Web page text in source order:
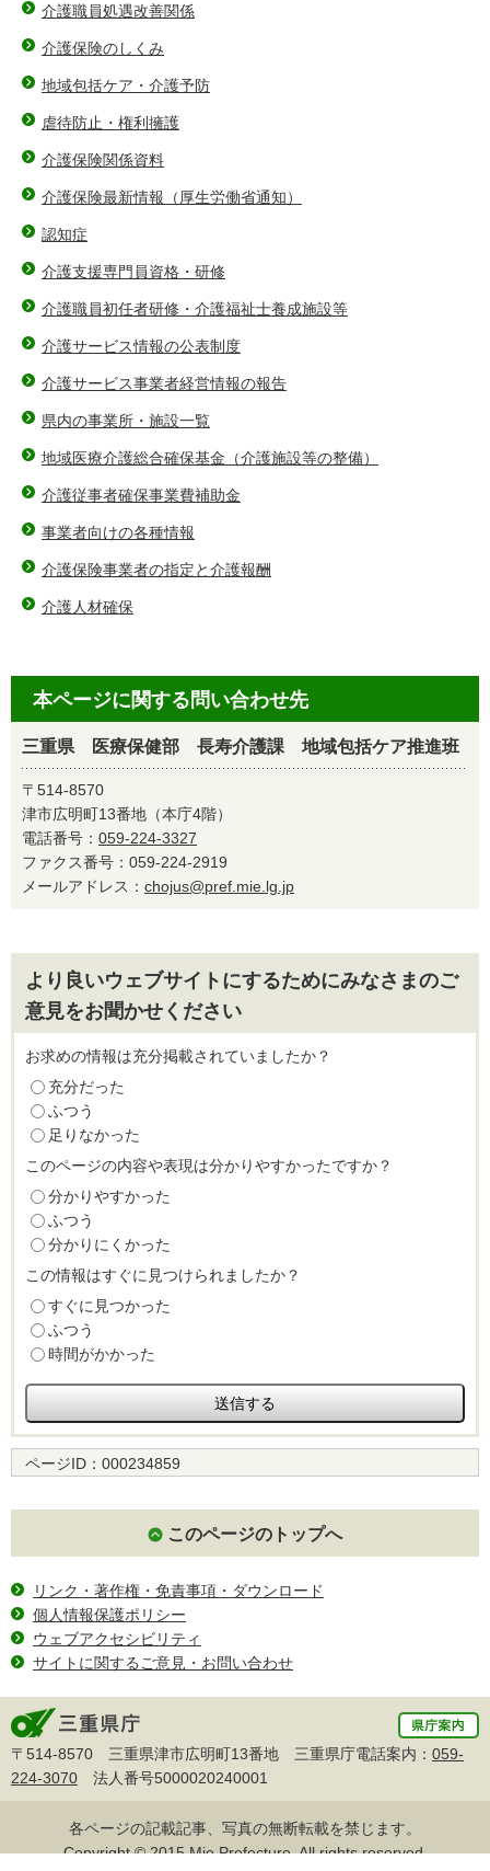
介護職員処遇改善関係
介護保険のしくみ
地域包括ケア・介護予防
虐待防止・権利擁護
介護保険関係資料
介護保険最新情報（厚生労働省通知）
認知症
介護支援専門員資格・研修
介護職員初任者研修・介護福祉士養成施設等
介護サービス情報の公表制度
介護サービス事業者経営情報の報告
県内の事業所・施設一覧
地域医療介護総合確保基金（介護施設等の整備）
介護従事者確保事業費補助金
事業者向けの各種情報
介護保険事業者の指定と介護報酬
介護人材確保
本ページに関する問い合わせ先
三重県 医療保健部 長寿介護課 地域包括ケア推進班
〒514-8570
津市広明町13番地（本庁4階）
電話番号： 059-224-3327
ファクス番号：059-224-2919
メールアドレス： chojus@pref.mie.lg.jp
より良いウェブサイトにするためにみなさまのご
意見をお聞かせください
お求めの情報は充分掲載されていましたか？
充分だった
ふつう
足りなかった
このページの内容や表現は分かりやすかったですか？
分かりやすかった
ふつう
分かりにくかった
この情報はすぐに見つけられましたか？
すぐに見つかった
ふつう
時間がかかった
ページID： 000234859
このページのトップへ
リンク・著作権・免責事項・ダウンロード
個人情報保護ポリシー
ウェブアクセシビリティ
サイトに関するご意見・お問い合わせ
〒514-8570 三重県津市広明町13番地 三重県庁電話案内： 059-
224-3070 法人番号5000020240001
各ページの記載記事、写真の無断転載を禁じます。
Copyright © 2015 Mie Prefecture, All rights reserved.